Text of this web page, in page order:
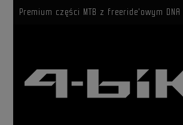
Premium części MTB z freeride'owym DNA